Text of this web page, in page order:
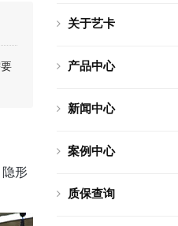
形
关于艺卡
产品中心
新闻中心
案例中心
质保查询